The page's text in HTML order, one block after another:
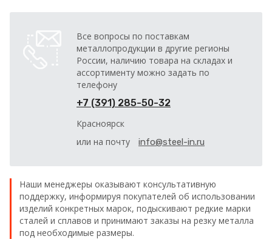
Все вопросы по поставкам
металлопродукции в другие регионы
России, наличию товара на складах и
ассортименту можно задать по
телефону
+7 (391) 285-50-32
Красноярск
или на почту
info@steel-in.ru
Наши менеджеры оказывают консультативную
поддержку, информируя покупателей об использовании
изделий конкретных марок, подыскивают редкие марки
сталей и сплавов и принимают заказы на резку металла
под необходимые размеры.